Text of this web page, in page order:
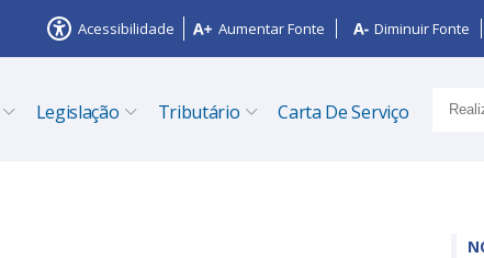
Acessibilidade Aumentar Fonte Diminuir Fonte
Legislação Tributário Carta De Serviço